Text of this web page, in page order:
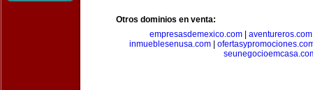
Otros dominios en venta:
empresasdemexico.com| aventureros.com
inmueblesenusa.com|